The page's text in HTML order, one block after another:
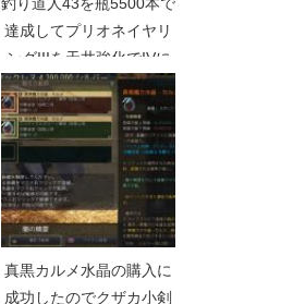
釣り道人43を瓶5500本で
達成してプリオネイヤリ
ングIIIを天井強化でIVに
して釣り熟練2455【黒い
砂漠5195】
真黒カルメ水晶の購入に
成功したのでクザカ小剣